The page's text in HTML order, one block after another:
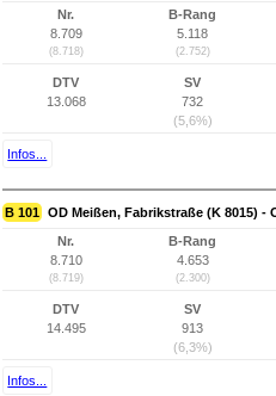
Nr.
8.709
(8.718)
B-Rang
5.118
(2.752)
DTV
13.068
SV
732
(5,6%)
Infos...
B 101 OD Meißen, Fabrikstraße (K 8015) -
Nr.
8.710
(8.719)
B-Rang
4.653
(2.300)
DTV
14.495
SV
913
(6,3%)
Infos...